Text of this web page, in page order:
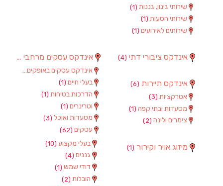
שירותי גינון, גננות (1)
שירותי הסעות (1)
שירותים לאירועים (1)
אינדקס עסקים מרחבי (97)
אינדקס עסקים באופקים (8)
בעלי חיים (1)
הדרכות בטיחות (1)
וטרינרים (1)
מסעדות ואוכל (3)
עסקים (62)
בעלי מקצוע (10)
גננים (4)
דודי שמש (1)
הובלות (2)
אינדקס ציבורי דתי (4)
אינדקס תיירות (6)
אטרקציות (3)
מסעדות ובתי קפה (1)
צימרים ולינה (2)
מיזוג אויר וקירור (1)